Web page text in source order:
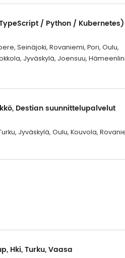
/ Python / Kubernetes)
Seinäjoki, Rovaniemi, Pori, Oulu,
Jyväskylä, Joensuu,
Destian suunnittelupalvelut
Jyväskylä, Oulu, Kouvola,
Hki, Turku, Vaasa